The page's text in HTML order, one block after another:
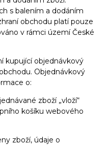
s balením a dodáním
obchodu platí pouze
v rámci území České
objednávkový
Objednávkový
o:
zboží „vloží“
košíku webového
zboží, údaje o